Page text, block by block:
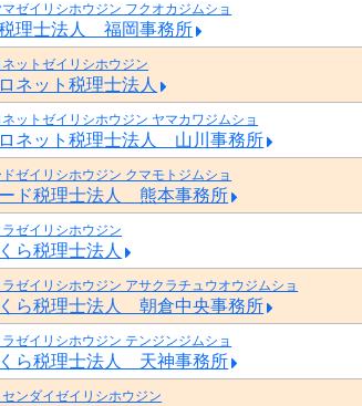
ゼイリシホウジン フクオカジムショ
理士法人 福岡事務所
ットゼイリシホウジン
ネット税理士法人
ットゼイリシホウジン ヤマカワジムショ
ネット税理士法人 山川事務所
ゼイリシホウジン クマモトジムショ
ド税理士法人 熊本事務所
ゼイリシホウジン
ら税理士法人
ゼイリシホウジン アサクラチュウオウジムショ
ら税理士法人 朝倉中央事務所
ゼイリシホウジン テンジンジムショ
ら税理士法人 天神事務所
ンダイゼイリシホウジン